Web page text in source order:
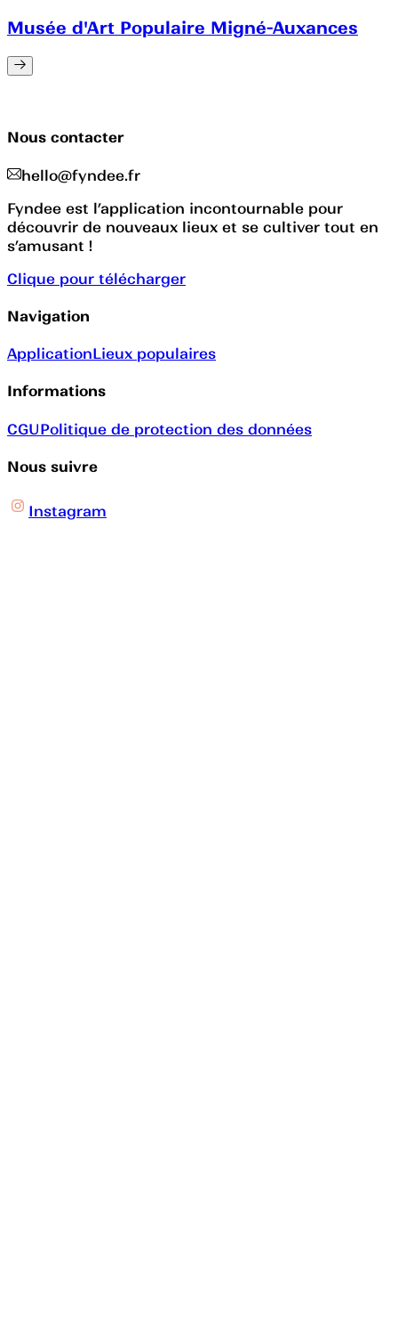
Musée d'Art Populaire Migné-Auxances
Nous contacter
hello@fyndee.fr
Fyndee est l’application incontournable pour
découvrir de nouveaux lieux et se cultiver tout en
s’amusant !
Clique pour télécharger
Navigation
ApplicationLieux populaires
Informations
CGUPolitique de protection des données
Nous suivre
Instagram